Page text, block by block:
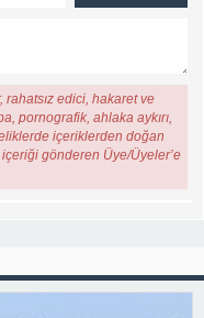
rahatsız edici, hakaret ve
pornografik, ahlaka aykırı,
içeriklerden doğan
gönderen Üye/Üyeler’e